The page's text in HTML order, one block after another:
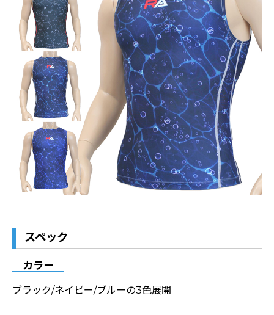
スペック
カラー
ブラック/ネイビー/ブルーの3色展開